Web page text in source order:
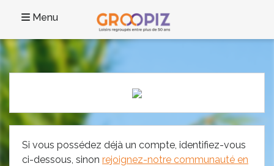
Menu
Si vous possédez déjà un compte, identifiez-vous
ci-dessous, sinon rejoignez-notre communauté en